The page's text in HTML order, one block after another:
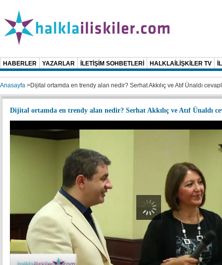
HABERLER YAZARLAR İLETİŞİM SOHBETLERİ HALKLAİLİŞKİLER TV
Anasayfa >Dijital ortamda en trendy alan nedir? Serhat Akkılıç ve Atıf Ünaldı
Dijital ortamda en trendy alan nedir? Serhat Akkılıç ve Atıf Ünaldı